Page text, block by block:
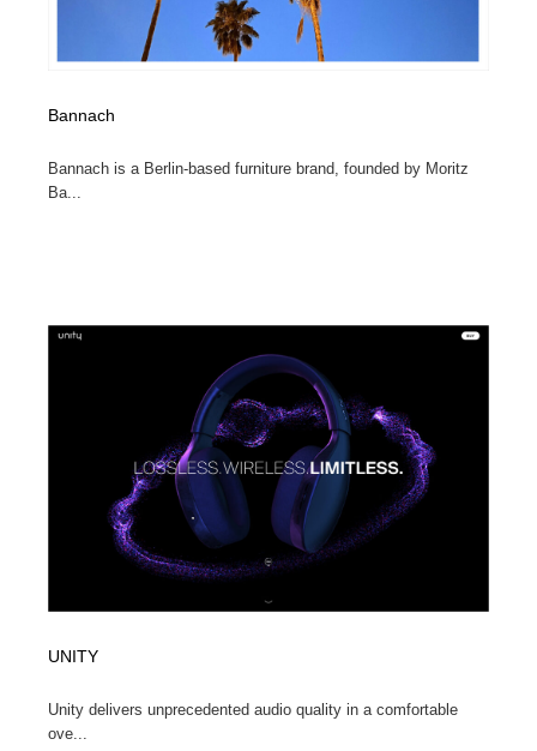
Bannach
Bannach is a Berlin-based furniture brand, founded by Moritz
Ba...
UNITY
Unity delivers unprecedented audio quality in a comfortable
ove...